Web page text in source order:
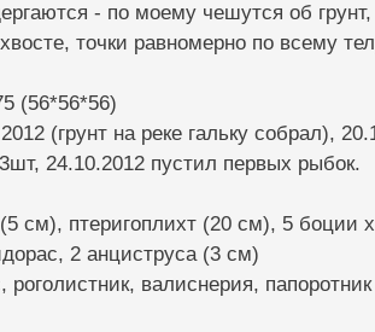
- по моему чешутся об
точки равномерно по всему
(56*56*56)
(грунт на реке гальку собрал),
24.10.2012 пустил первых рыбок.
см), птеригоплихт (20 см), 5 боции
2 анциструса (3 см)
валиснерия,